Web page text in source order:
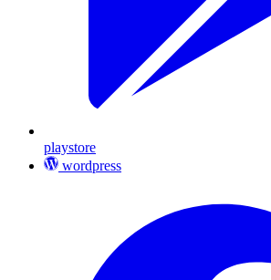
playstore
wordpress